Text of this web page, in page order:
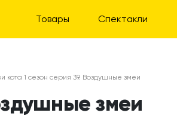
Товары Спектакли
кота 1 сезон серия 39. Воздушные змеи
змеи